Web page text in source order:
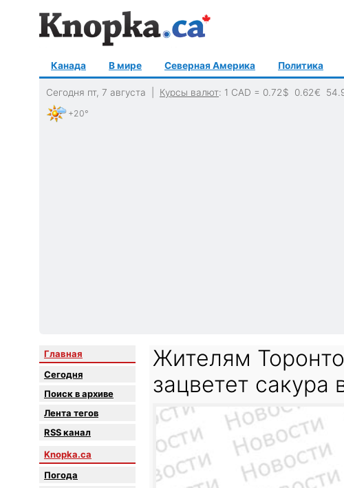
Канада В мире Северная Америка Политика
Сегодня пт, 7 августа | Курсы валют: 1 CAD = 0.72$ 0.62€
+20°
Главная
Сегодня
Поиск в архиве
Лента тегов
RSS канал
Knopka.ca
Погода
Жителям
зацветет сакура